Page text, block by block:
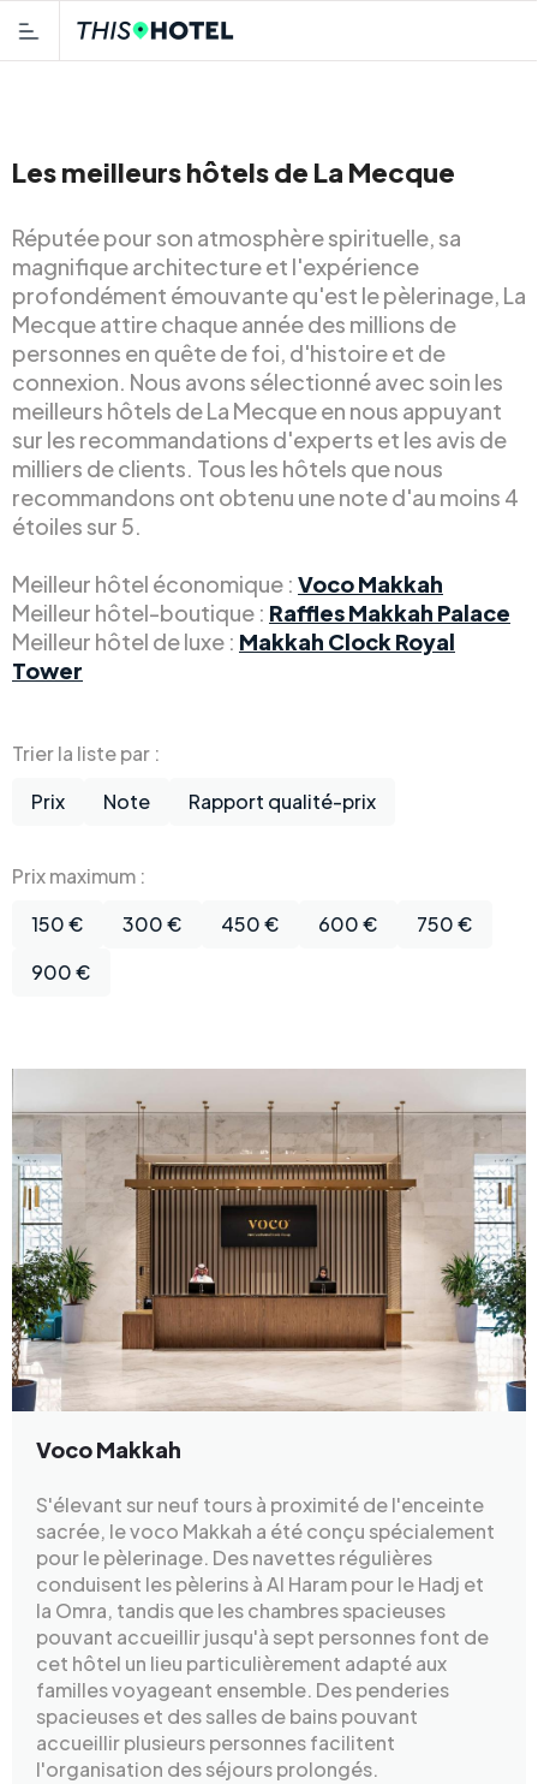
Les meilleurs hôtels de La Mecque
Réputée pour son atmosphère spirituelle, sa
magnifique architecture et l'expérience
profondément émouvante qu'est le pèlerinage, La
Mecque attire chaque année des millions de
personnes en quête de foi, d'histoire et de
connexion. Nous avons sélectionné avec soin les
meilleurs hôtels de La Mecque en nous appuyant
sur les recommandations d'experts et les avis de
milliers de clients. Tous les hôtels que nous
recommandons ont obtenu une note d'au moins 4
étoiles sur 5.
Meilleur hôtel économique : Voco Makkah
Meilleur hôtel-boutique : Raffles Makkah Palace
Meilleur hôtel de luxe : Makkah Clock Royal
Tower
Trier la liste par :
Prix
Note Rapport qualité-prix
Prix maximum :
150 €
300 € 450 € 600 €
750 €
900 €
Voco Makkah
S'élevant sur neuf tours à proximité de l'enceinte
sacrée, le voco Makkah a été conçu spécialement
pour le pèlerinage. Des navettes régulières
conduisent les pèlerins à Al Haram pour le Hadj et
la Omra, tandis que les chambres spacieuses
pouvant accueillir jusqu'à sept personnes font de
cet hôtel un lieu particulièrement adapté aux
familles voyageant ensemble. Des penderies
spacieuses et des salles de bains pouvant
accueillir plusieurs personnes facilitent
l'organisation des séjours prolongés.